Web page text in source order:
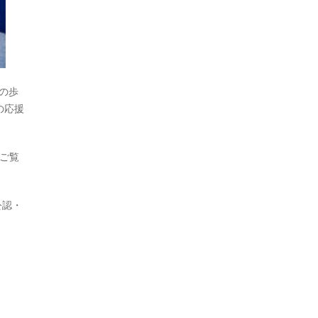
歩
応援
覧
・